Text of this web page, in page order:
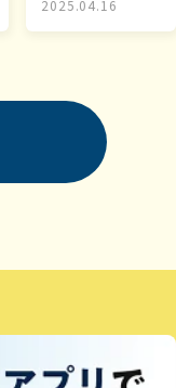
2025.04.16